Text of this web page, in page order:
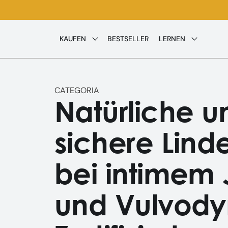
zum
KAUFEN BESTSELLER LERNEN
CATEGORIA
Natürliche
sichere
bei intimem
und